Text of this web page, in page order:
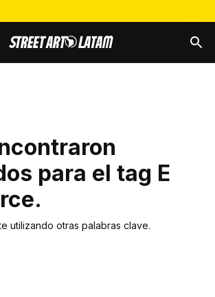
para el tag E
.
utilizando otras palabras clave.